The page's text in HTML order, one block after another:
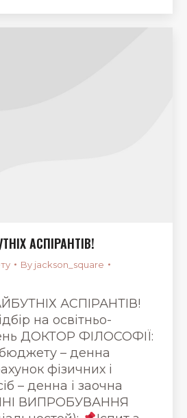
АСПІРАНТІВ!
By jackson_square
АСПІРАНТІВ!
на освітньо-
ДОКТОР ФІЛОСОФІЇ:
– денна
фізичних і
– денна і заочна
ВИПРОБУВАННЯ